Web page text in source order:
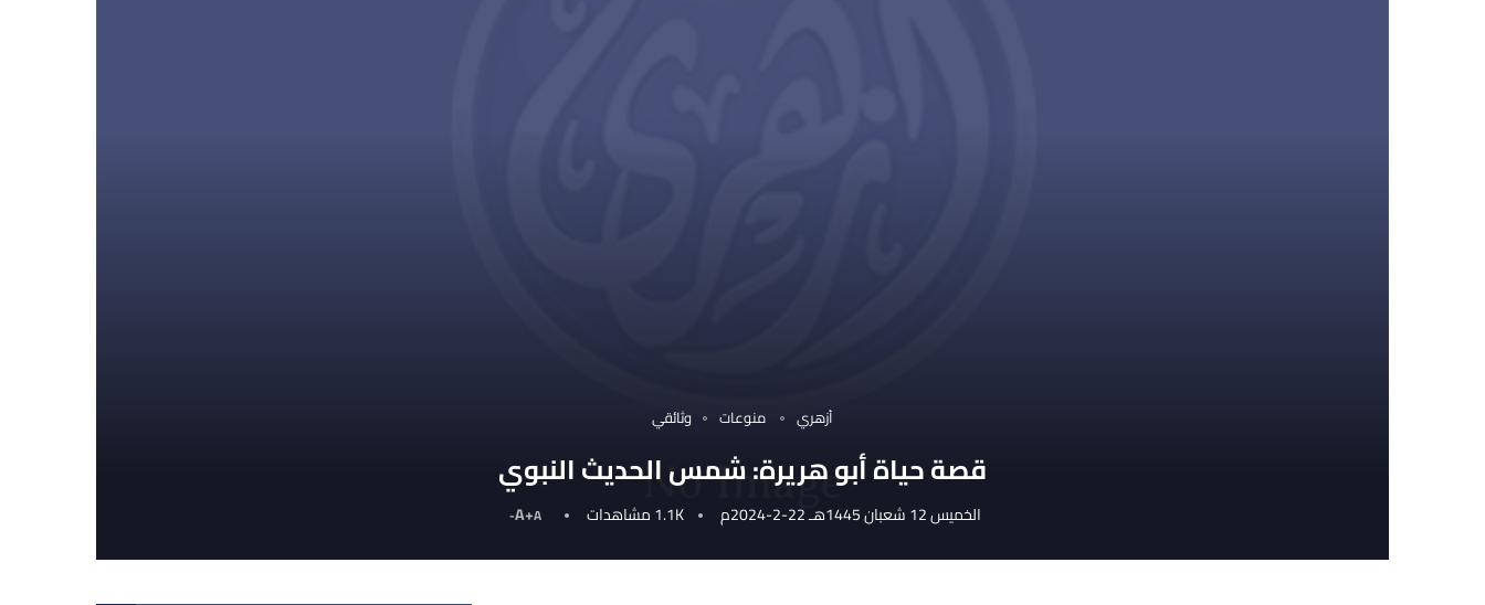
أزهري منوعات وثائقي
قصة حياة أبو هريرة: شمس الحديث النبوي
الخميس 12 شعبان 1445هـ 22-2-2024م 1.1Kمشاهدات A+A-